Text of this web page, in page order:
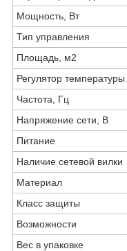
Мощность, Вт
Тип управления
Площадь, м2
Регулятор температуры
Частота, Гц
Напряжение сети, В
Питание
Наличие сетевой вилки
Материал
Класс защиты
Возможности
Вес в упаковке